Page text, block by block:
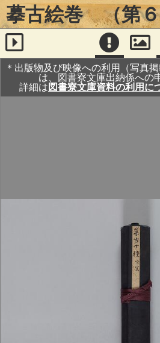
摹古絵巻 （第６
＊出版物及び映像への利用（写真
は、図書寮文庫出納係への
詳細は 図書寮文庫資料の利用に